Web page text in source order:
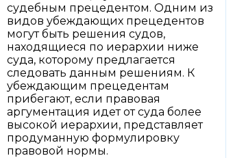
судебным прецедентом. Одним из
видов убеждающих прецедентов
могут быть решения судов,
находящиеся по иерархии ниже
суда, которому предлагается
следовать данным решениям. К
убеждающим прецедентам
прибегают, если правовая
аргументация идет от суда более
высокой иерархии, представляет
продуманную формулировку
правовой нормы.